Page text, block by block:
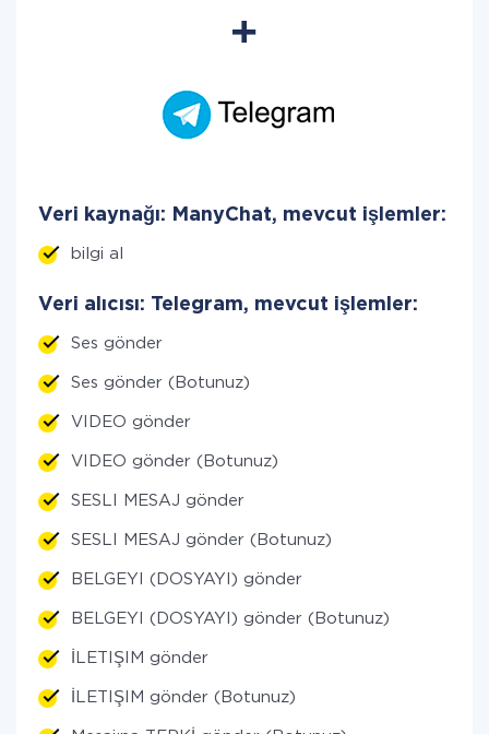
Veri kaynağı: ManyChat, mevcut işlemler:
bilgi al
Veri alıcısı: Telegram, mevcut işlemler:
Ses gönder
Ses gönder (Botunuz)
VIDEO gönder
VIDEO gönder (Botunuz)
SESLI MESAJ gönder
SESLI MESAJ gönder (Botunuz)
BELGEYI (DOSYAYI) gönder
BELGEYI (DOSYAYI) gönder (Botunuz)
İLETIŞIM gönder
İLETIŞIM gönder (Botunuz)